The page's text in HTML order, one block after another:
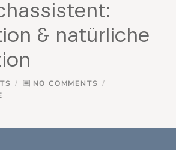
& natürliche
comment NO COMMENTS